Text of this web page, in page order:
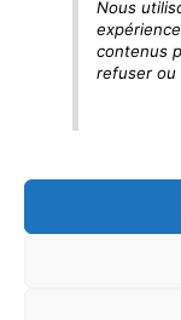
Nous
contenus
refuser ou